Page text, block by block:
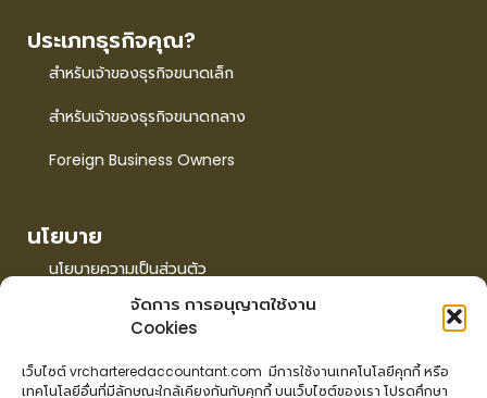
จัดการ การอนุญาตใช้งาน
Cookies
เว็บไซต์ vrcharteredaccountant.com มีการใช้งานเทคโนโลยีคุกกี้ หรือ
เทคโนโลยีอื่นที่มีลักษณะใกล้เคียงกันกับคุกกี้ บนเว็บไซต์ของเรา โปรดศึกษา
ประเภทธุรกิจคุณ?
สำหรับเจ้าของธุรกิจขนาดเล็ก
สำหรับเจ้าของธุรกิจขนาดกลาง
Foreign Business Owners
นโยบาย
นโยบายความเป็นส่วนตัว
นโยบายการใช้คุกกี้